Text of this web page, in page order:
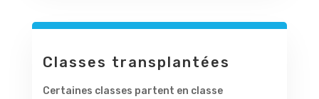
Classes transplantées
Certaines classes partent en classe